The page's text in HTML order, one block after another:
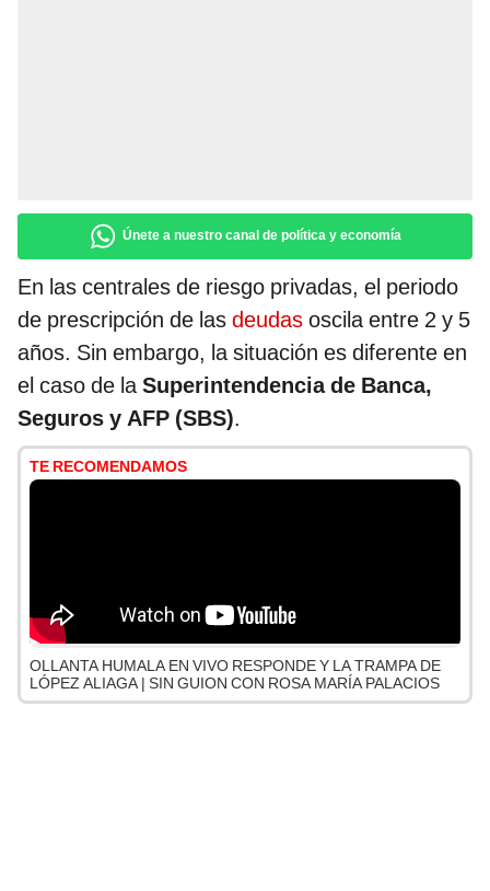
Únete a nuestro canal de política y economía
En las centrales de riesgo privadas, el periodo
de prescripción de las deudas oscila entre 2 y 5
años. Sin embargo, la situación es diferente en
el caso de laSuperintendencia de Banca,
Seguros y AFP (SBS).
TE RECOMENDAMOS
OLLANTA HUMALA EN VIVO RESPONDE Y LA TRAMPA DE
LÓPEZ ALIAGA | SIN GUION CON ROSA MARÍA PALACIOS